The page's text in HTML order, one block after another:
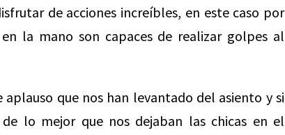
de acciones increíbles, en este caso por
la mano son capaces de realizar golpes al
que nos han levantado del asiento y si
lo mejor que nos dejaban las chicas en el